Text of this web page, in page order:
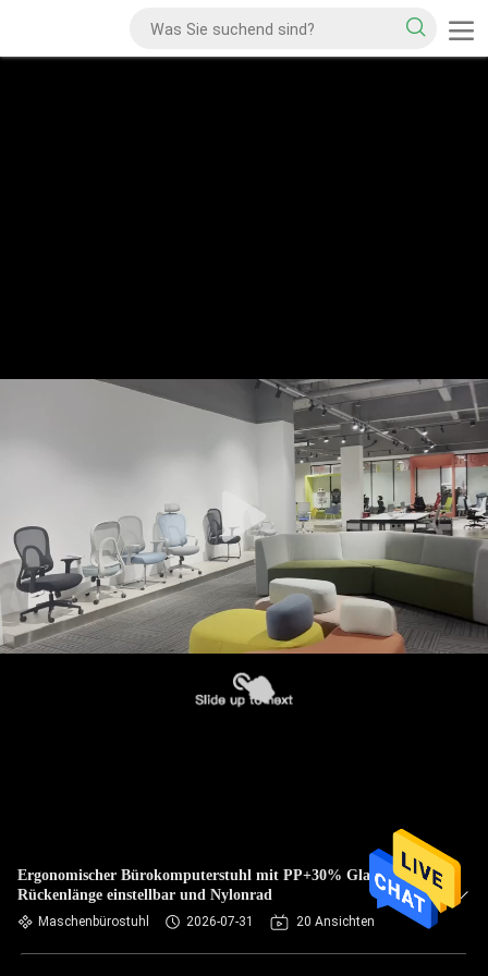
Ergonomischer Bürokomputerstuhl mit PP+30% Glasfaser
Rückenlänge einstellbar und Nylonrad
Maschenbürostuhl 2026-07-31 20 Ansichten